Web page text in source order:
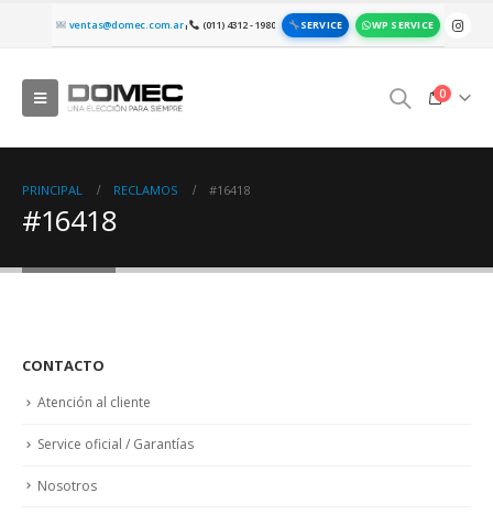
ventas@domec.com.ar| (011) 4312 - 1980 SERVICE WP SERVICE
0
PRINCIPAL RECLAMOS #16418
#16418
CONTACTO
Atención al cliente
Service oficial / Garantías
Nosotros